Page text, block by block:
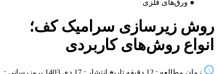
● ورق‌های فلزی
روش زیرسازی سرامیک کف؛
انواع روش‌های کاربردی
زمان مطالعه : 12 دقیقه تاریخ انتشار : 17 دی 1403
بروزرسانی :